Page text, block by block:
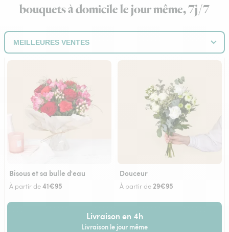
bouquets à domicile le jour même, 7j/7
Bisous et sa bulle d'eau
À partir de41€95
Douceur
À partir de 29€95
Livraison en 4h
Livraison le jour même